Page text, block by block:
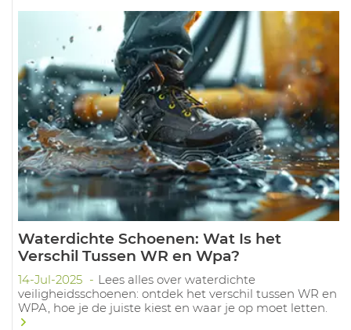
Waterdichte Schoenen: Wat Is het
Verschil Tussen WR en Wpa?
14-Jul-2025
Lees alles over waterdichte
veiligheidsschoenen: ontdek het verschil tussen WR en
WPA, hoe je de juiste kiest en waar je op moet letten.